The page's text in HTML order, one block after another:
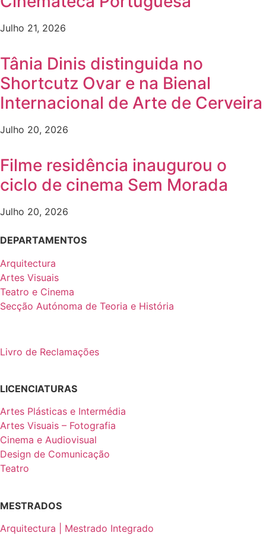
Julho 21, 2026
Tânia Dinis distinguida no
Shortcutz Ovar e na Bienal
Internacional de Arte de Cerveira
Julho 20, 2026
Filme residência inaugurou o
ciclo de cinema Sem Morada
Julho 20, 2026
DEPARTAMENTOS
Arquitectura
Artes Visuais
Teatro e Cinema
Secção Autónoma de Teoria e História
Livro de Reclamações
LICENCIATURAS
Artes Plásticas e Intermédia
Artes Visuais – Fotografia
Cinema e Audiovisual
Design de Comunicação
Teatro
MESTRADOS
Arquitectura | Mestrado Integrado